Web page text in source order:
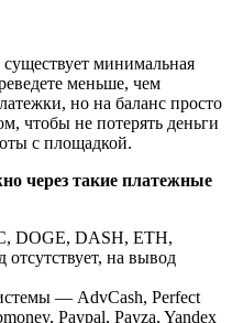
минимальная
меньше, чем
но на баланс просто
чтобы не потерять деньги
с площадкой.
через такие платежные
DOGE, DASH, ETH,
на вывод
— AdvCash, Perfect
Paypal, Payza, Yandex